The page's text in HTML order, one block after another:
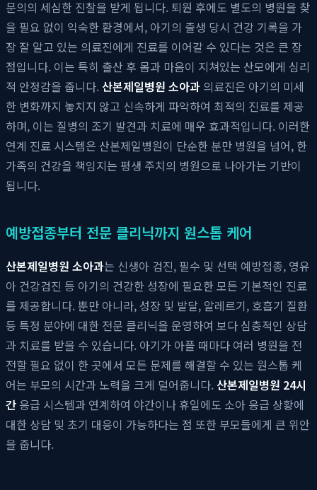
문의의 세심한 진찰을 받게 됩니다. 퇴원 후에도 별도의 병원을 찾
을 필요 없이 익숙한 환경에서, 아기의 출생 당시 건강 기록을 가
장 잘 알고 있는 의료진에게 진료를 이어갈 수 있다는 것은 큰 장
점입니다. 이는 특히 출산 후 몸과 마음이 지쳐있는 산모에게 심리
적 안정감을 줍니다. 산본제일병원 소아과 의료진은 아기의 미세
한 변화까지 놓치지 않고 신속하게 파악하여 최적의 진료를 제공
하며, 이는 질병의 조기 발견과 치료에 매우 효과적입니다. 이러한
연계 진료 시스템은 산본제일병원이 단순한 분만 병원을 넘어, 한
가족의 건강을 책임지는 평생 주치의 병원으로 나아가는 기반이
됩니다.
예방접종부터 전문 클리닉까지 원스톱 케어
산본제일병원 소아과는 신생아 검진, 필수 및 선택 예방접종, 영유
아 건강검진 등 아기의 건강한 성장에 필요한 모든 기본적인 진료
를 제공합니다. 뿐만 아니라, 성장 및 발달, 알레르기, 호흡기 질환
등 특정 분야에 대한 전문 클리닉을 운영하여 보다 심층적인 상담
과 치료를 받을 수 있습니다. 아기가 아플 때마다 여러 병원을 전
전할 필요 없이 한 곳에서 모든 문제를 해결할 수 있는 원스톱 케
어는 부모의 시간과 노력을 크게 덜어줍니다. 산본제일병원 24시
간 응급 시스템과 연계하여 야간이나 휴일에도 소아 응급 상황에
대한 상담 및 초기 대응이 가능하다는 점 또한 부모들에게 큰 위안
을 줍니다.